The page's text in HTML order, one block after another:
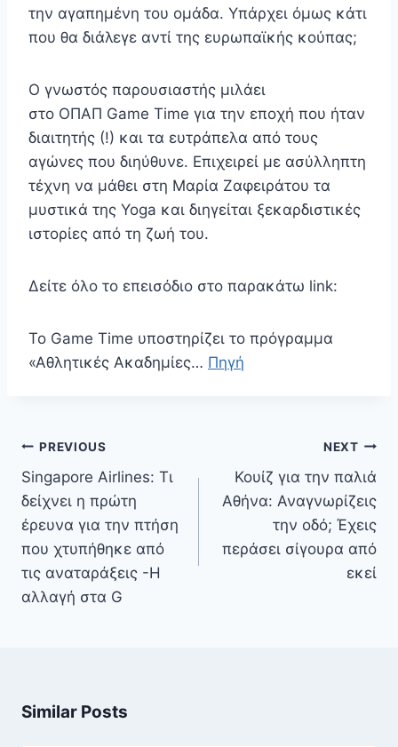
την αγαπημένη του ομάδα. Υπάρχει όμως κάτι
που θα διάλεγε αντί της ευρωπαϊκής κούπας;
Ο γνωστός παρουσιαστής μιλάει
στο ΟΠΑΠ Game Time για την εποχή που ήταν
διαιτητής (!) και τα ευτράπελα από τους
αγώνες που διηύθυνε. Επιχειρεί με ασύλληπτη
τέχνη να μάθει στη Μαρία Ζαφειράτου τα
μυστικά της Yoga και διηγείται ξεκαρδιστικές
ιστορίες από τη ζωή του.
Δείτε όλο το επεισόδιο στο παρακάτω link:
Το Game Time υποστηρίζει το πρόγραμμα
«Αθλητικές Ακαδημίες… Πηγή
Πλοήγηση
άρθρων
PREVIOUS
Singapore Airlines: Τι
δείχνει η πρώτη
έρευνα για την πτήση
που χτυπήθηκε από
τις αναταράξεις -Η
αλλαγή στα G
NEXT
Κουίζ για την παλιά
Αθήνα: Αναγνωρίζεις
την οδό; Έχεις
περάσει σίγουρα από
εκεί
Similar Posts